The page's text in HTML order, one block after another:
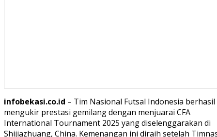
infobekasi.co.id – Tim Nasional Futsal Indonesia berhasil
mengukir prestasi gemilang dengan menjuarai CFA
International Tournament 2025 yang diselenggarakan di
Shijiazhuang, China. Kemenangan ini diraih setelah